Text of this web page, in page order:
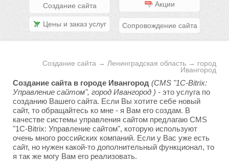
Создание сайта Акции
Цены и заказ услуг Сопровождение сайта
Создание сайта → Ленинградская область → город
Ивангород
Создание сайта в городе Ивангород (CMS "1C-Bitrix:
Управление сайтом", город Ивангород ) - это услуга по
созданию Вашего сайта. Если Вы хотите себе новый
сайт, то обращайтесь ко мне - я Вам его создам. В
качестве системы управления сайтом предлагаю CMS
"1C-Bitrix: Управление сайтом", которую используют
очень много российских компаний. Если у Вас уже есть
сайт, но нужен какой-то дополнительный функционал, то
я так же могу Вам его реализовать.